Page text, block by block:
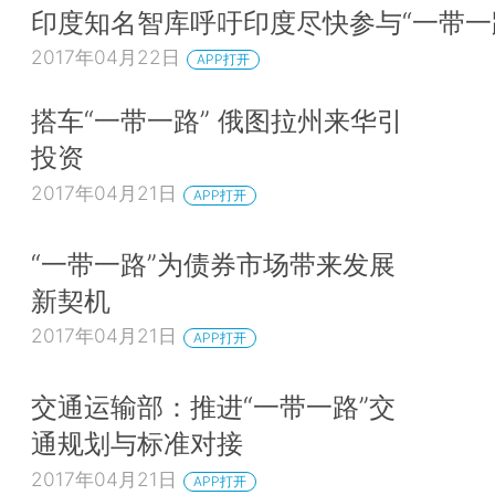
印度知名智库呼吁印度尽快参与“一带
2017年04月22日 APP打开
搭车“一带一路” 俄图拉州来华引
投资
2017年04月21日 APP打开
“一带一路”为债券市场带来发展
新契机
2017年04月21日 APP打开
交通运输部：推进“一带一路”交
通规划与标准对接
2017年04月21日 APP打开